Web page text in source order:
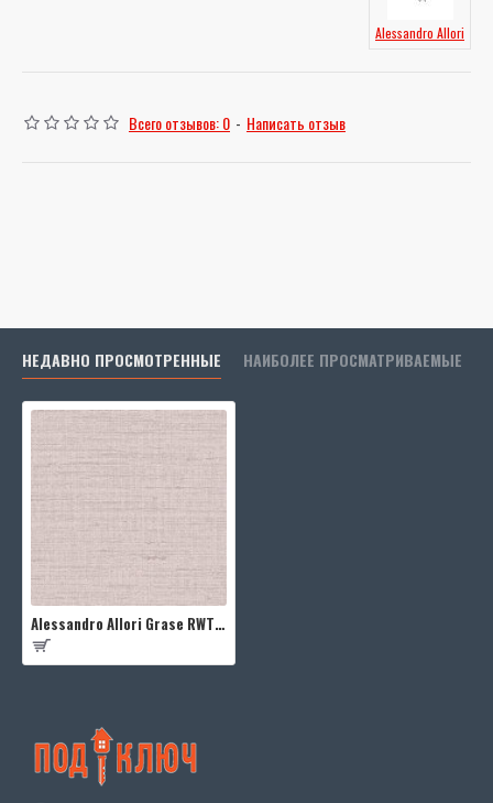
Alessandro Allori
Всего отзывов: 0 - Написать отзыв
НЕДАВНО ПРОСМОТРЕННЫЕ НАИБОЛЕЕ ПРОСМАТРИВАЕМЫЕ
Alessandro Allori Grase RWT1807-7